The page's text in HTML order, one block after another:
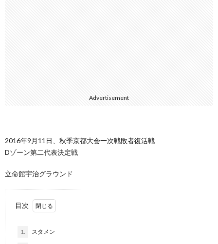
Advertisement
2016年9月11日、秋季京都大会一次戦敗者復活戦
Dゾーン第二代表決定戦
立命館宇治グラウンド
目次
1. スタメン